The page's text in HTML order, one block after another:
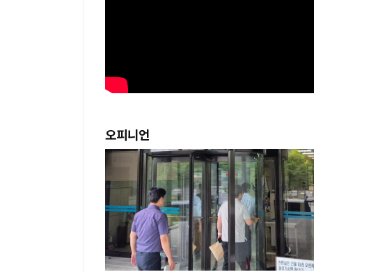
오피니언